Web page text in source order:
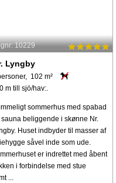
10229
Lyngby
102 m²
m till sjö/hav:.
sommerhus med spabad
sauna beliggende i skønne Nr.
Huset indbyder til masser af
såvel inde som ude.
er indrettet med åbent
i forbindelse med stue
...